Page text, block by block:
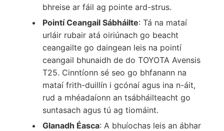
bhreise ar fáil ag pointe ard-strus.
Pointí Ceangail Sábháilte: Tá na mataí
urláir rubair atá oiriúnach go beacht
ceangailte go daingean leis na pointí
ceangail bhunaidh de do TOYOTA Avensis
T25. Cinntíonn sé seo go bhfanann na
mataí frith-duillín i gcónaí agus ina n-áit,
rud a mhéadaíonn an tsábháilteacht go
suntasach agus tú ag tiomáint.
Glanadh Éasca: A bhuíochas leis an ábhar